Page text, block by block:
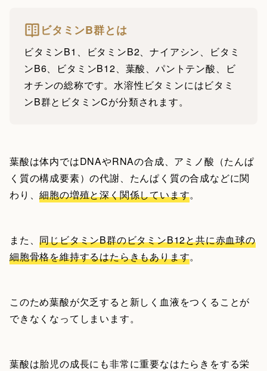
ビタミンB群とは
ビタミンB1、ビタミンB2、ナイアシン、ビタミ
ンB6、ビタミンB12、葉酸、パントテン酸、ビ
オチンの総称です。水溶性ビタミンにはビタミ
ンB群とビタミンCが分類されます。
葉酸は体内ではDNAやRNAの合成、アミノ酸（たんぱ
く質の構成要素）の代謝、たんぱく質の合成などに関
わり、細胞の増殖と深く関係しています。
また、同じビタミンB群のビタミンB12と共に赤血球の
細胞骨格を維持するはたらきもあります。
このため葉酸が欠乏すると新しく血液をつくることが
できなくなってしまいます。
葉酸は胎児の成長にも非常に重要なはたらきをする栄